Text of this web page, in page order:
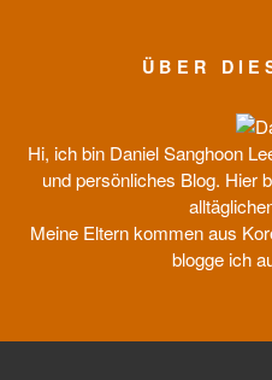
ÜBER
Hi, ich bin Daniel Sanghoon
und persönliches Blog. Hier
Meine Eltern kommen aus
blogge ich